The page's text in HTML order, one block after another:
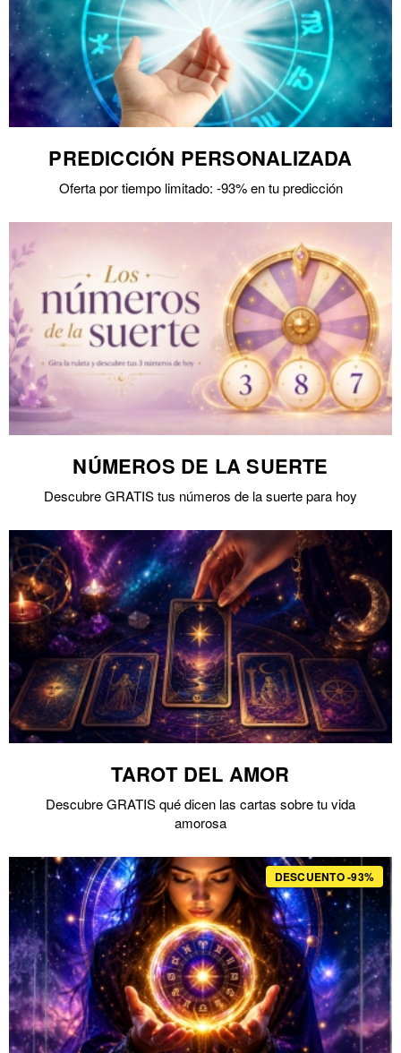
PREDICCIÓN PERSONALIZADA
Oferta por tiempo limitado: -93% en tu predicción
NÚMEROS DE LA SUERTE
Descubre GRATIS tus números de la suerte para hoy
TAROT DEL AMOR
Descubre GRATIS qué dicen las cartas sobre tu vida
amorosa
DESCUENTO -93%